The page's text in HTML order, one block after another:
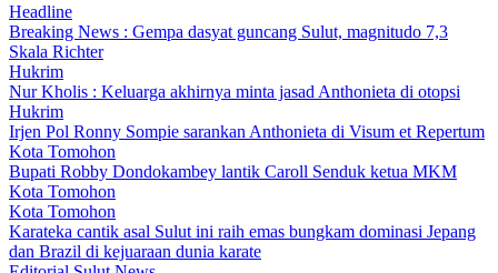
Headline
Breaking News : Gempa dasyat guncang Sulut, magnitudo 7,3
Skala Richter
Hukrim
Nur Kholis : Keluarga akhirnya minta jasad Anthonieta di otopsi
Hukrim
Irjen Pol Ronny Sompie sarankan Anthonieta di Visum et Repertum
Kota Tomohon
Bupati Robby Dondokambey lantik Caroll Senduk ketua MKM
Kota Tomohon
Kota Tomohon
Karateka cantik asal Sulut ini raih emas bungkam dominasi Jepang
dan Brazil di kejuaraan dunia karate